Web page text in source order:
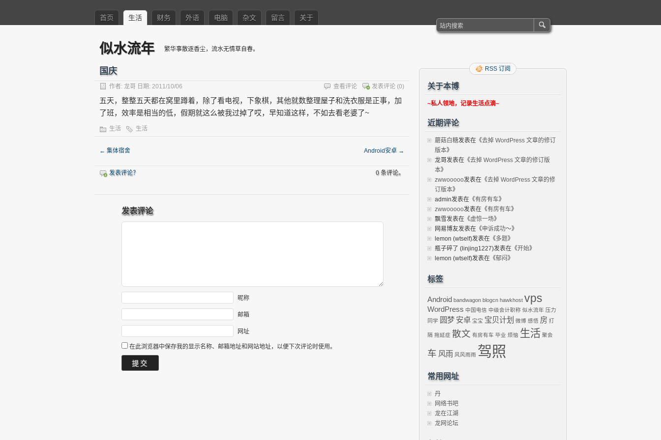
首页 生活 财务 外语 电脑 杂文 留言 关于
似水流年 繁华事散逐香尘，流水无情草自春。
国庆
作者: 龙哥 日期: 2011/10/06 发表评论 (0)
查看评论
五天，整整五天都在窝里蹲着，除了看电视，下象棋，其他就数整理屋子和洗衣服是正事，加
了班，效率是相当的低，假期就这么被我过掉了哎，早知道这样，不如去看老婆了~
生活 生活
← 集体宿舍 Android安卓 →
发表评论？ 0 条评论。
发表评论
昵称
邮箱
网址
在此浏览器中保存我的显示名称、邮箱地址和网站地址，以便下次评论时使用。
RSS 订阅
关于本博
~私人领地，记录生活点滴~
近期评论
蘑菇白糖发表在《去掉 WordPress 文章的修订
版本》
龙哥发表在《去掉 WordPress 文章的修订版
本》
zwwooooo发表在《去掉 WordPress 文章的修
订版本》
admin发表在《有房有车》
zwwooooo发表在《有房有车》
飘雪发表在《虚惊一场》
网易博友发表在《申诉成功～》
lemon (wtself)发表在《多题》
瓶子碎了 (linjing1227)发表在《开始》
lemon (wtself)发表在《郁闷》
标签
Android bandwagon blogcn hawkhost vps
WordPress 中国电信 中级会计职称 似水流年 压力
同学 圆梦 安卓 宝宝 宝贝计划 微博 感悟 房 打
隔 拖延症 散文 有房有车 毕业 烦恼 生活 聚会
车 风雨 风风雨雨 驾照
常用网址
丹
网络书吧
龙在江湖
龙网论坛